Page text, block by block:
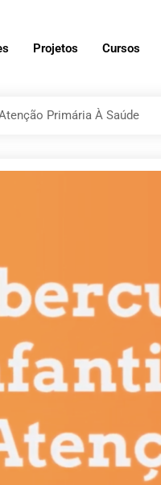
Projetos Cursos
Primária À Saúde